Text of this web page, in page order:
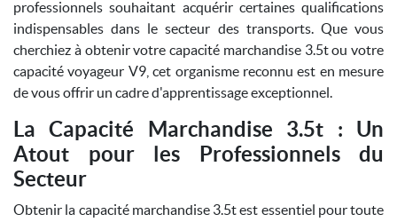
professionnels souhaitant acquérir certaines qualifications
indispensables dans le secteur des transports. Que vous
cherchiez à obtenir votre capacité marchandise 3.5t ou votre
capacité voyageur V9, cet organisme reconnu est en mesure
de vous offrir un cadre d'apprentissage exceptionnel.
La Capacité Marchandise 3.5t : Un
Atout pour les Professionnels du
Secteur
Obtenir la capacité marchandise 3.5t est essentiel pour toute